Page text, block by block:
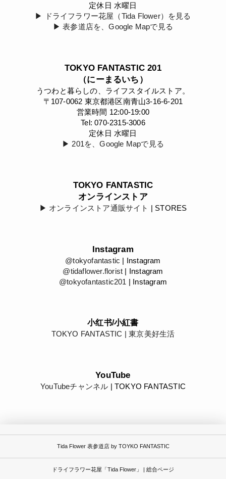
定休日 水曜日
▶︎ ドライフラワー花屋（Tida Flower）を見る
▶︎ 表参道店を、Google Mapで見る
TOKYO FANTASTIC 201
（にーまるいち）
うつわと暮らしの、ライフスタイルストア。
〒107-0062 東京都港区南青山3-16-6-201
営業時間 12:00-19:00
Tel: 070-2315-3006
定休日 水曜日
▶︎ 201を、Google Mapで見る
TOKYO FANTASTIC
オンラインストア
▶︎ オンラインストア通販サイト | STORES
Instagram
@tokyofantastic | Instagram
@tidaflower.florist | Instagram
@tokyofantastic201 | Instagram
小红书/小紅書
TOKYO FANTASTIC | 東京美好生活
YouTube
YouTubeチャンネル | TOKYO FANTASTIC
Tida Flower 表参道店 by TOYKO FANTASTIC
ドライフラワー花屋「Tida Flower」 | 総合ページ